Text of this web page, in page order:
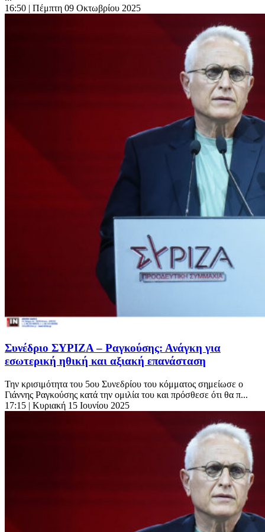
16:50 | Πέμπτη 09 Οκτωβρίου 2025
Συνέδριο ΣΥΡΙΖΑ – Ραγκούσης: Ανάγκη για
εσωτερική ηθική και αξιακή επανάσταση
Την κρισιμότητα του 5ου Συνεδρίου του κόμματος σημείωσε ο
Γιάννης Ραγκούσης κατά την ομιλία του και πρόσθεσε ότι θα π...
17:15 | Κυριακή 15 Ιουνίου 2025